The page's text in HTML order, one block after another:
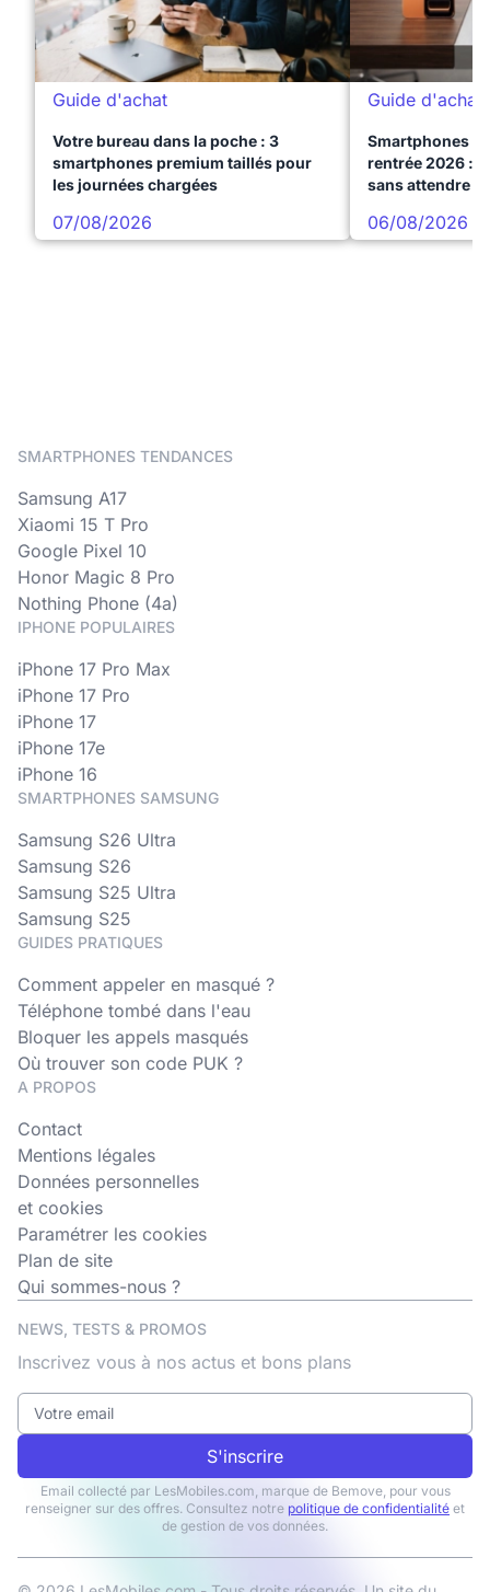
Guide d'achat
Votre bureau dans la poche : 3
smartphones premium taillés pour
les journées chargées
07/08/2026
Guide d'achat
Smartphones
rentrée 2026 :
sans attendre
06/08/2026
SMARTPHONES TENDANCES
Samsung A17
Xiaomi 15 T Pro
Google Pixel 10
Honor Magic 8 Pro
Nothing Phone (4a)
IPHONE POPULAIRES
iPhone 17 Pro Max
iPhone 17 Pro
iPhone 17
iPhone 17e
iPhone 16
SMARTPHONES SAMSUNG
Samsung S26 Ultra
Samsung S26
Samsung S25 Ultra
Samsung S25
GUIDES PRATIQUES
Comment appeler en masqué ?
Téléphone tombé dans l'eau
Bloquer les appels masqués
Où trouver son code PUK ?
A PROPOS
Contact
Mentions légales
Données personnelles
et cookies
Paramétrer les cookies
Plan de site
Qui sommes-nous ?
NEWS, TESTS & PROMOS
Inscrivez vous à nos actus et bons plans
S'inscrire
Email collecté par LesMobiles.com, marque de Bemove, pour vous
renseigner sur des offres. Consultez notre politique de confidentialité et
de gestion de vos données.